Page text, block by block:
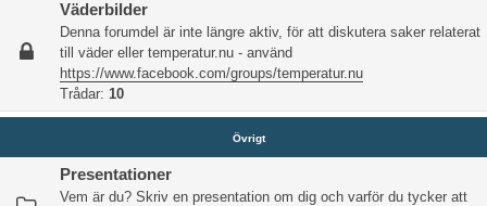
Väderbilder
Denna forumdel är inte längre aktiv, för att diskutera saker relaterat
till väder eller temperatur.nu - använd
https://www.facebook.com/groups/temperatur.nu
Trådar: 10
Övrigt
Presentationer
Vem är du? Skriv en presentation om dig och varför du tycker att